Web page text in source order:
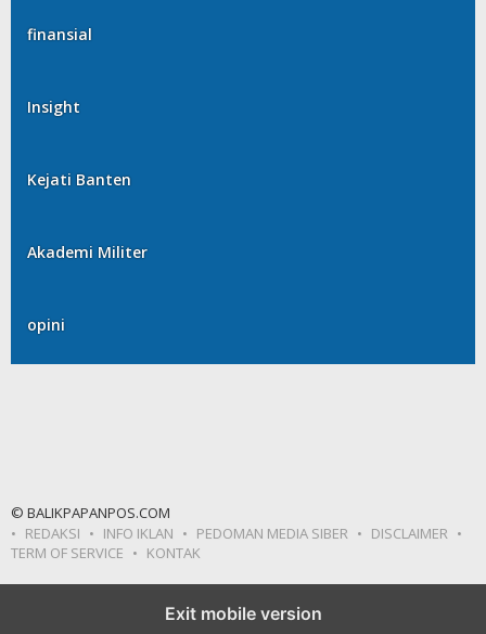
finansial
Insight
Kejati Banten
Akademi Militer
opini
© BALIKPAPANPOS.COM
REDAKSI
INFO IKLAN PEDOMAN MEDIA SIBER
DISCLAIMER
TERM OF SERVICE
KONTAK
Exit mobile version